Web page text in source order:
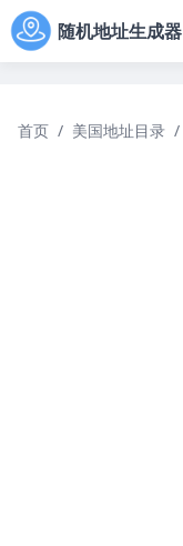
随机地址生成器
首页 / 美国地址目录 /